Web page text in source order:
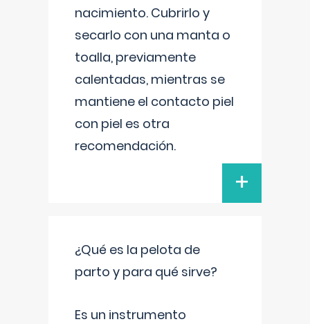
nacimiento. Cubrirlo y
secarlo con una manta o
toalla, previamente
calentadas, mientras se
mantiene el contacto piel
con piel es otra
recomendación.
+
¿Qué es la pelota de
parto y para qué sirve?
Es un instrumento